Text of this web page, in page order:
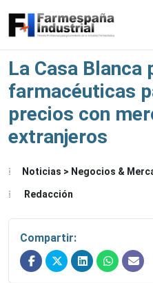
Menu
Menu
Menu
La Casa Blanca
farmacéuticas
precios con
extranjeros
Noticias > Negocios &
Redacción
Compartir: